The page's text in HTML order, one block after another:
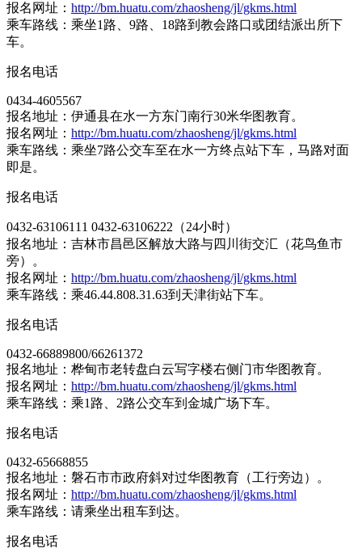
报名网址： http://bm.huatu.com/zhaosheng/jl/gkms.html
乘车路线：乘坐1路、9路、18路到教会路口或团结派出所下
车。
报名电话
0434-4605567
报名地址：伊通县在水一方东门南行30米华图教育。
报名网址： http://bm.huatu.com/zhaosheng/jl/gkms.html
乘车路线：乘坐7路公交车至在水一方终点站下车，马路对面
即是。
报名电话
0432-63106111 0432-63106222（24小时）
报名地址：吉林市昌邑区解放大路与四川街交汇（花鸟鱼市
旁）。
报名网址： http://bm.huatu.com/zhaosheng/jl/gkms.html
乘车路线：乘46.44.808.31.63到天津街站下车。
报名电话
0432-66889800/66261372
报名地址：桦甸市老转盘白云写字楼右侧门市华图教育。
报名网址： http://bm.huatu.com/zhaosheng/jl/gkms.html
乘车路线：乘1路、2路公交车到金城广场下车。
报名电话
0432-65668855
报名地址：磐石市市政府斜对过华图教育（工行旁边）。
报名网址： http://bm.huatu.com/zhaosheng/jl/gkms.html
乘车路线：请乘坐出租车到达。
报名电话